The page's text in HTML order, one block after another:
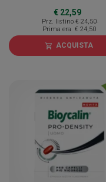
€ 22,59
Prz. listino € 24,50
Prima era € 24,50
shopping_cart ACQUISTA